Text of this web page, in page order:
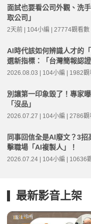
面試也要看公司外觀、洗
取公司」
2天前 | 104小編 | 27774觀看數
AI時代該如何辨識人才的
選新指標：「台灣簡報認證
2026.08.03 | 104小編 | 1982觀
別讓第一印象毀了！專家
「沒品」
2026.07.27 | 104小編 | 2786觀
同事回信全是AI廢文？3招
擊職場「AI複製人」！
2026.07.24 | 104小編 | 10636
最新影音上架